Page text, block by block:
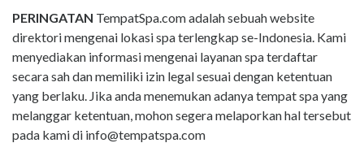
PERINGATAN TempatSpa.com adalah sebuah website
direktori mengenai lokasi spa terlengkap se-Indonesia. Kami
menyediakan informasi mengenai layanan spa terdaftar
secara sah dan memiliki izin legal sesuai dengan ketentuan
yang berlaku. Jika anda menemukan adanya tempat spa yang
melanggar ketentuan, mohon segera melaporkan hal tersebut
pada kami di info@tempatspa.com